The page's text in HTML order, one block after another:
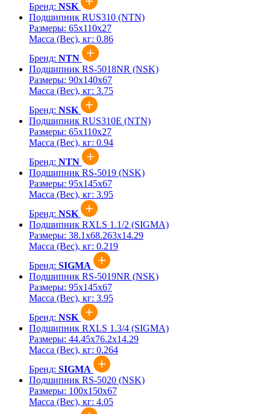
Бренд: NSK
Подшипник RUS310 (NTN)
Размеры: 65x110x27
Масса (Вес), кг: 0.86
Бренд: NTN
Подшипник RS-5018NR (NSK)
Размеры: 90x140x67
Масса (Вес), кг: 3.75
Бренд: NSK
Подшипник RUS310E (NTN)
Размеры: 65x110x27
Масса (Вес), кг: 0.94
Бренд: NTN
Подшипник RS-5019 (NSK)
Размеры: 95x145x67
Масса (Вес), кг: 3.95
Бренд: NSK
Подшипник RXLS 1.1/2 (SIGMA)
Размеры: 38.1x68.263x14.29
Масса (Вес), кг: 0.219
Бренд: SIGMA
Подшипник RS-5019NR (NSK)
Размеры: 95x145x67
Масса (Вес), кг: 3.95
Бренд: NSK
Подшипник RXLS 1.3/4 (SIGMA)
Размеры: 44.45x76.2x14.29
Масса (Вес), кг: 0.264
Бренд: SIGMA
Подшипник RS-5020 (NSK)
Размеры: 100x150x67
Масса (Вес), кг: 4.05